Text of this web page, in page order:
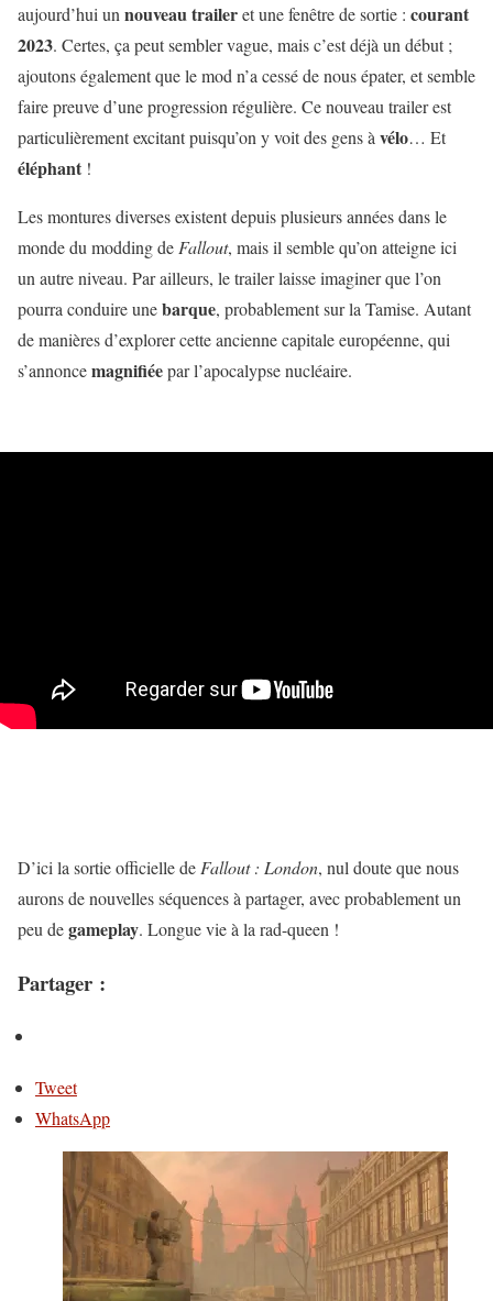
aujourd’hui un nouveautraileret une fenêtre de sortie : courant
2023. Certes, ça peut sembler vague, mais c’est déjà un début ;
ajoutons également que le mod n’a cessé de nous épater, et semble
faire preuve d’une progression régulière. Ce nouveau trailer est
particulièrement excitant puisqu’on y voit des gens à vélo… Et
éléphant !
Les montures diverses existent depuis plusieurs années dans le
monde du modding de Fallout, mais il semble qu’on atteigne ici
un autre niveau. Par ailleurs, le trailer laisse imaginer que l’on
pourra conduire unebarque, probablement sur la Tamise. Autant
de manières d’explorer cette ancienne capitale européenne, qui
s’annoncemagnifiéepar l’apocalypse nucléaire.
D’ici la sortie officielle de Fallout : London, nul doute que nous
aurons de nouvelles séquences à partager, avec probablement un
peu degameplay. Longue vie à la rad-queen !
Partager :
Tweet
WhatsApp